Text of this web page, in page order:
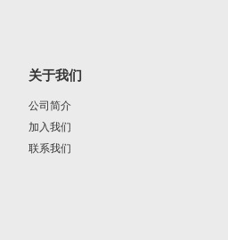
关于我们
公司简介
加入我们
联系我们